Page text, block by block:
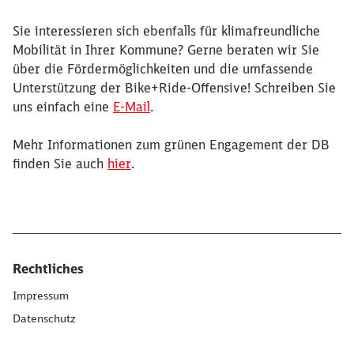
Ende des Sliders
Sie interessieren sich ebenfalls für klimafreundliche
Mobilität in Ihrer Kommune? Gerne beraten wir Sie
über die Fördermöglichkeiten und die umfassende
Unterstützung der Bike+Ride-Offensive! Schreiben Sie
uns einfach eine E-Mail.
Mehr Informationen zum grünen Engagement der DB
finden Sie auch hier.
Rechtliches
Impressum
Datenschutz